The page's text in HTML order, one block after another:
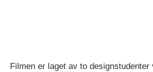
Filmen er laget av to designstudenter